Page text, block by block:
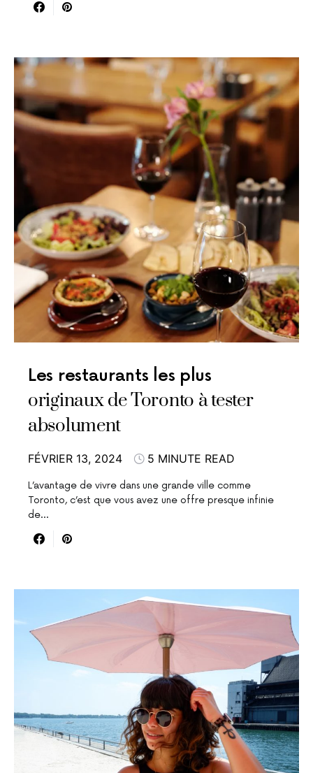
Les restaurants les plus
originaux de Toronto à tester
absolument
FÉVRIER 13, 2024 5 MINUTE READ
L’avantage de vivre dans une grande ville comme
Toronto, c’est que vous avez une offre presque infinie
de…